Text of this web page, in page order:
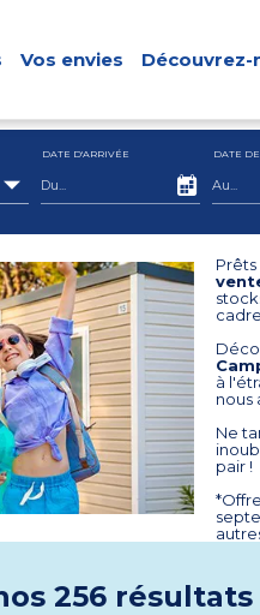
Vos envies Découvrez-
DATE D'ARRIVÉE DATE
à
nous
Ne
pair !
256 résultats